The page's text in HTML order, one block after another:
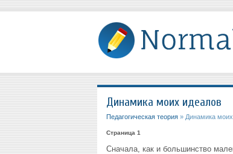
Динамика моих идеалов
Педагогическая теория» Динамика моих
Страница 1
Сначала, как и большинство